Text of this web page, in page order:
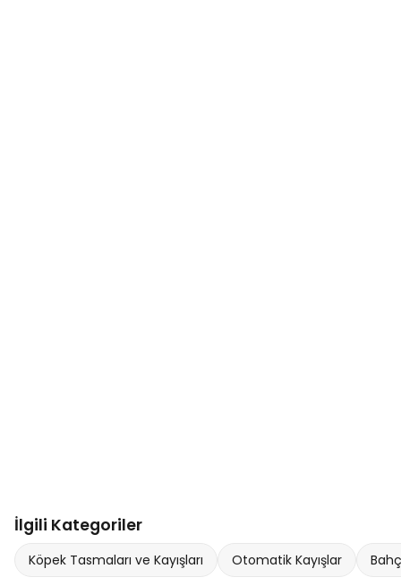
İlgili Kategoriler
Köpek Tasmaları ve Kayışları Otomatik Kayışlar